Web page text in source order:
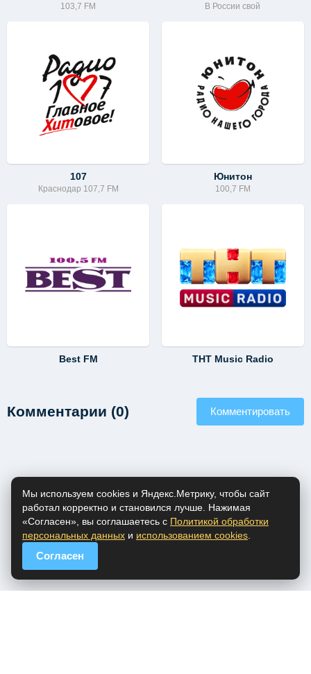
103,7 FM В России свой
107
Краснодар 107,7 FM
Юнитон
100,7 FM
Best FM ТНТ Music Radio
Комментарии (0) Комментировать
Мы используем cookies и Яндекс.Метрику, чтобы сайт
работал корректно и становился лучше. Нажимая
«Согласен», вы соглашаетесь с Политикой обработки
персональных данных и использованием cookies
Согласен